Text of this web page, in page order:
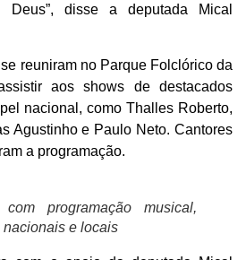
disse a deputada Mical
reuniram no Parque Folclórico da
aos shows de destacados
nacional, como Thalles Roberto,
Agustinho e Paulo Neto. Cantores
a programação.
programação musical,
e locais